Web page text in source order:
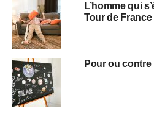
L’homme qui
Tour de
Pour ou contre